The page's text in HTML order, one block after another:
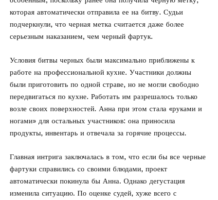
которая автоматически отправила ее на битву. Судьи
подчеркнули, что черная метка считается даже более
серьезным наказанием, чем черный фартук.
Условия битвы черных были максимально приближены к
работе на профессиональной кухне. Участники должны
были приготовить по одной страве, но не могли свободно
передвигаться по кухне. Работать им разрешалось только
возле своих поверхностей. Анна при этом стала «руками и
ногами» для остальных участников: она приносила
продукты, инвентарь и отвечала за горячие процессы.
Главная интрига заключалась в том, что если бы все черные
фартуки справились со своими блюдами, проект
автоматически покинула бы Анна. Однако дегустация
изменила ситуацию. По оценке судей, хуже всего с